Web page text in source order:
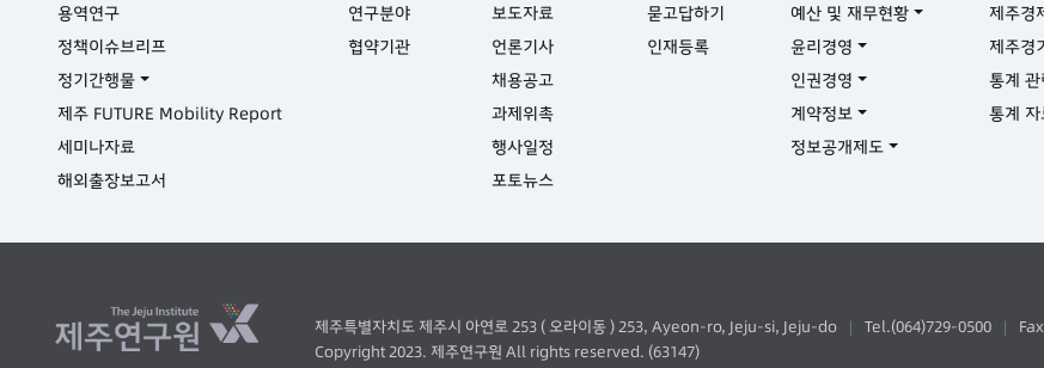
용역연구
정책이슈브리프
정기간행물
제주 FUTURE Mobility Report
세미나자료
해외출장보고서
연구분야
협약기관
보도자료
언론기사
채용공고
과제위촉
행사일정
포토뉴스
묻고답하기
인재등록
예산 및 재무현황
윤리경영
인권경영
계약정보
정보공개제도
제주경
제주경
통계
통계
제주특별자치도 제주시 아연로 253 ( 오라이동 ) 253, Ayeon-ro, Jeju-si, Jeju-do Tel.(064)729-0500
Copyright 2023. 제주연구원 All rights reserved. (63147)